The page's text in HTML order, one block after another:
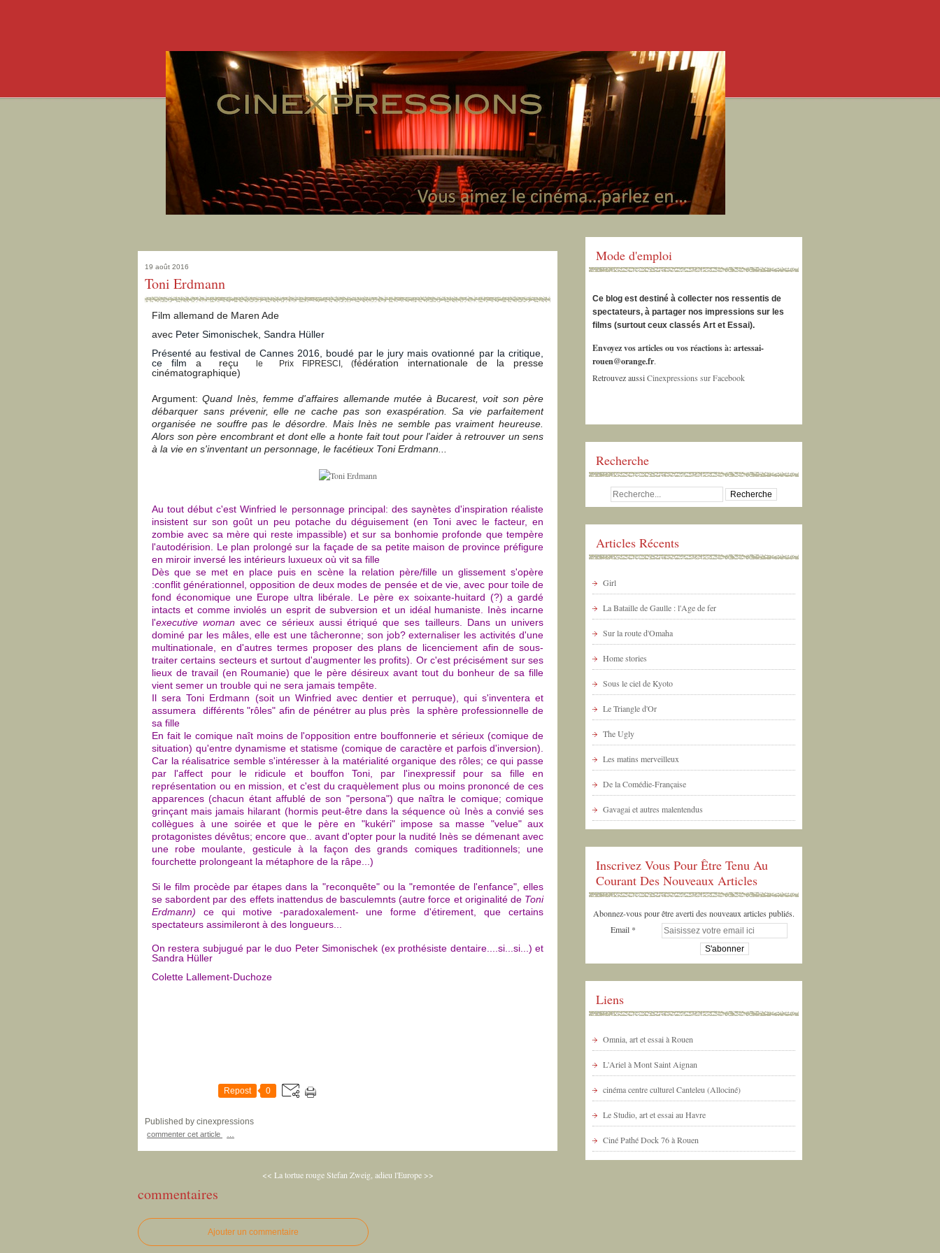
19 août 2016
Toni Erdmann
Film allemand de Maren Ade
avec Peter Simonischek, Sandra Hüller
Présenté au festival de Cannes 2016, boudé par le jury mais ovationné par la critique,
ce film a reçu le Prix FIPRESCI , (fédération internationale de la presse
cinématographique)
Argument:Quand Inès, femme d'affaires allemande mutée à Bucarest, voit son père
débarquer sans prévenir, elle ne cache pas son exaspération. Sa vie parfaitement
organisée ne souffre pas le désordre. Mais Inès ne semble pas vraiment heureuse.
Alors son père encombrant et dont elle a honte fait tout pour l'aider à retrouver un sens
à la vie en s'inventant un personnage, le facétieux Toni Erdmann...
Au tout début c'est Winfried le personnage principal: des saynètes d'inspiration réaliste
insistent sur son goût un peu potache du déguisement (en Toni avec le facteur, en
zombie avec sa mère qui reste impassible) et sur sa bonhomie profonde que tempère
l'autodérision. Le plan prolongé sur la façade de sa petite maison de province préfigure
en miroir inversé les intérieurs luxueux où vit sa fille
Dès que se met en place puis en scène la relation père/fille un glissement s'opère
:conflit générationnel, opposition de deux modes de pensée et de vie, avec pour toile de
fond économique une Europe ultra libérale. Le père ex soixante-huitard (?) a gardé
intacts et comme inviolés un esprit de subversion et un idéal humaniste. Inès incarne
l'executive womanavec ce sérieux aussi étriqué que ses tailleurs. Dans un univers
dominé par les mâles, elle est une tâcheronne; son job? externaliser les activités d'une
multinationale, en d'autres termes proposer des plans de licenciement afin de sous-
traiter certains secteurs et surtout d'augmenter les profits). Or c'est précisément sur ses
lieux de travail (en Roumanie) que le père désireux avant tout du bonheur de sa fille
vient semer un trouble qui ne sera jamais tempête.
Il sera Toni Erdmann (soit un Winfried avec dentier et perruque), qui s'inventera et
assumera différents "rôles" afin de pénétrer au plus près la sphère professionnelle de
sa fille
En fait le comique naît moins de l'opposition entre bouffonnerie et sérieux (comique de
situation) qu'entre dynamisme et statisme (comique de caractère et parfois d'inversion).
Car la réalisatrice semble s'intéresser à la matérialité organique des rôles; ce qui passe
par l'affect pour le ridicule et bouffon Toni, par l'inexpressif pour sa fille en
représentation ou en mission, et c'est du craquèlement plus ou moins prononcé de ces
apparences (chacun étant affublé de son "persona") que naîtra le comique; comique
grinçant mais jamais hilarant (hormis peut-être dans la séquence où Inès a convié ses
collègues à une soirée et que le père en "kukéri" impose sa masse "velue" aux
protagonistes dévêtus; encore que.. avant d'opter pour la nudité Inès se démenant avec
une robe moulante, gesticule à la façon des grands comiques traditionnels; une
fourchette prolongeant la métaphore de la râpe...)
Si le film procède par étapes dans la "reconquête" ou la "remontée de l'enfance", elles
se sabordent par des effets inattendus de basculemnts (autre force et originalité de Toni
Erdmann) ce qui motive -paradoxalement- une forme d'étirement, que certains
spectateurs assimileront à des longueurs...
On restera subjugué par le duo Peter Simonischek (ex prothésiste dentaire....si...si...) et
Sandra Hüller
Colette Lallement-Duchoze
Repost 0
Published by cinexpressions
commenter cet article
<< La tortue rouge Stefan Zweig, adieu l'Europe >>
commentaires
Ajouter un commentaire
Mode d'emploi
Ce blog est destiné à collecter nos ressentis de
spectateurs, à partager nos impressions sur les
films (surtout ceux classés Art et Essai).
Envoyez vos articles ou vos réactions à: artessai-
rouen@orange.fr.
Retrouvez aussiCinexpressions sur Facebook
Recherche
Articles Récents
Girl
La Bataille de Gaulle : l'Age de fer
Sur la route d'Omaha
Home stories
Sous le ciel de Kyoto
Le Triangle d'Or
The Ugly
Les matins merveilleux
De la Comédie-Française
Gavagai et autres malentendus
Inscrivez Vous Pour Être Tenu Au
Courant Des Nouveaux Articles
Abonnez-vous pour être averti des nouveaux articles publiés.
Email
Liens
Omnia, art et essai à Rouen
L'Ariel à Mont Saint Aignan
cinéma centre culturel Canteleu (Allociné)
Le Studio, art et essai au Havre
Ciné Pathé Dock 76 à Rouen